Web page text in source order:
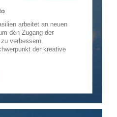
arbeitet an neuen
den Zugang der
verbessern.
der kreative